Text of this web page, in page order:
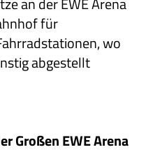
für
wo
abgestellt
Großen EWE Arena